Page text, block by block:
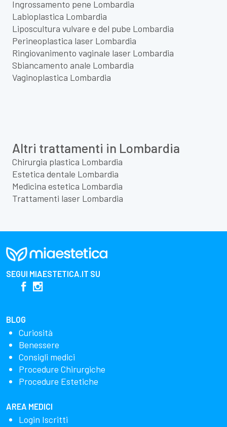
Ingrossamento pene Lombardia
Labioplastica Lombardia
Liposcultura vulvare e del pube Lombardia
Perineoplastica laser Lombardia
Ringiovanimento vaginale laser Lombardia
Sbiancamento anale Lombardia
Vaginoplastica Lombardia
Altri trattamenti in Lombardia
Chirurgia plastica Lombardia
Estetica dentale Lombardia
Medicina estetica Lombardia
Trattamenti laser Lombardia
SEGUI MIAESTETICA.IT SU
BLOG
Curiosità
Benessere
Consigli medici
Procedure Chirurgiche
Procedure Estetiche
AREA MEDICI
Login Iscritti